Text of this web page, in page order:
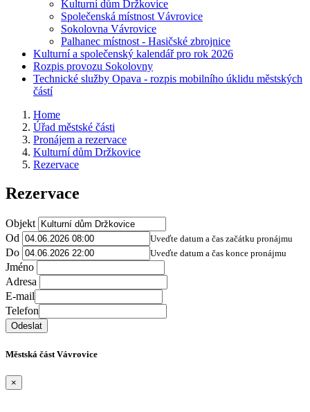
Kulturní dům Držkovice
Společenská místnost Vávrovice
Sokolovna Vávrovice
Palhanec místnost - Hasičské zbrojnice
Kulturní a společenský kalendář pro rok 2026
Rozpis provozu Sokolovny
Technické služby Opava - rozpis mobilního úklidu městských
částí
Home
Úřad městské části
Pronájem a rezervace
Kulturní dům Držkovice
Rezervace
Rezervace
Objekt
Od
Uveďte datum a čas začátku pronájmu
Do Uveďte datum a čas konce pronájmu
Jméno
Adresa
E-mail
Telefon
Městská část Vávrovice
×